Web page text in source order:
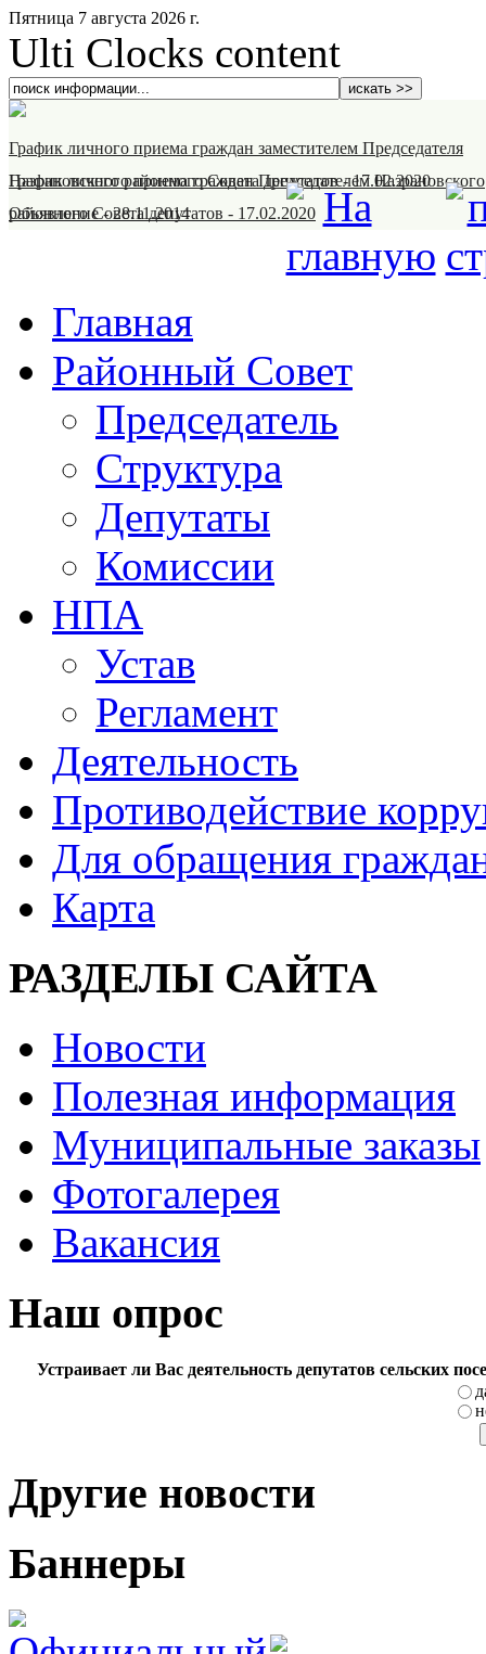
Пятница 7 августа 2026 г.
Ulti Clocks content
График личного приема граждан заместителем Председателя
Назрановского районного Совета депутатов-17.02.2020
График личного приема граждан Председателем Назрановского
районного Совета депутатов - 17.02.2020
Объявление-28.11.2014
Главная
Районный Совет
Председатель
Структура
Депутаты
Комиссии
НПА
Устав
Регламент
Деятельность
Противодействие
Для обращения
Карта
РАЗДЕЛЫ САЙТА
Новости
Полезная информация
Муниципальные заказы
Фотогалерея
Вакансия
Наш опрос
Устраивает ли Вас деятельность депутатов сельских
Другие новости
Баннеры